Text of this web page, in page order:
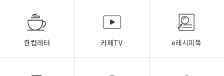
한컵레터 카페TV e레시피북